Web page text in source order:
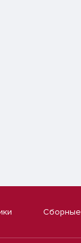
Сборные